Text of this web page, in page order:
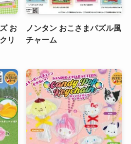
お
リ
ノンタン おこさまパズル風
チャーム